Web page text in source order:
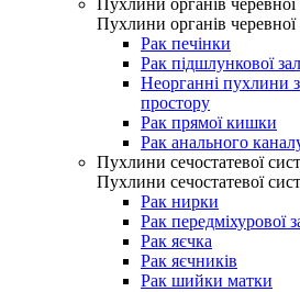
Пухлини органів
Пухлини органів
Рак печінки
Рак підшлункової
Неорганні пухлини
простору
Рак прямої кишки
Рак анального
Пухлини сечостатевої
Пухлини сечостатевої
Рак нирки
Рак передміхурової
Рак яєчка
Рак яєчників
Рак шийки матки